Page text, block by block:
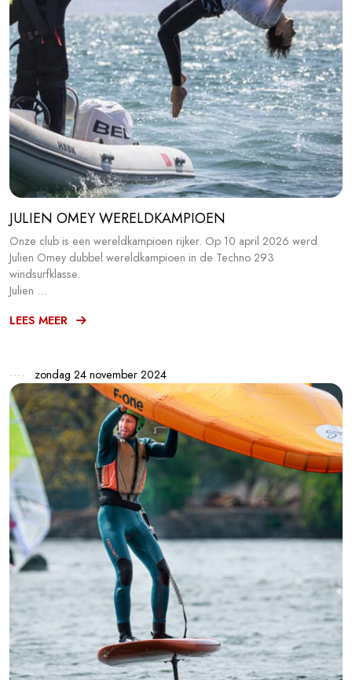
JULIEN OMEY WERELDKAMPIOEN
Onze club is een wereldkampioen rijker. Op 10 april 2026 werd
Julien Omey dubbel wereldkampioen in de Techno 293
windsurfklasse.
Julien ...
LEES MEER
zondag 24 november 2024